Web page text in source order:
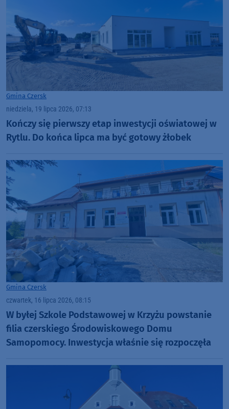
Gmina Czersk
niedziela, 19 lipca 2026, 07:13
Kończy się pierwszy etap inwestycji oświatowej w
Rytlu. Do końca lipca ma być gotowy żłobek
Gmina Czersk
czwartek, 16 lipca 2026, 08:15
W byłej Szkole Podstawowej w Krzyżu powstanie
filia czerskiego Środowiskowego Domu
Samopomocy. Inwestycja właśnie się rozpoczęła